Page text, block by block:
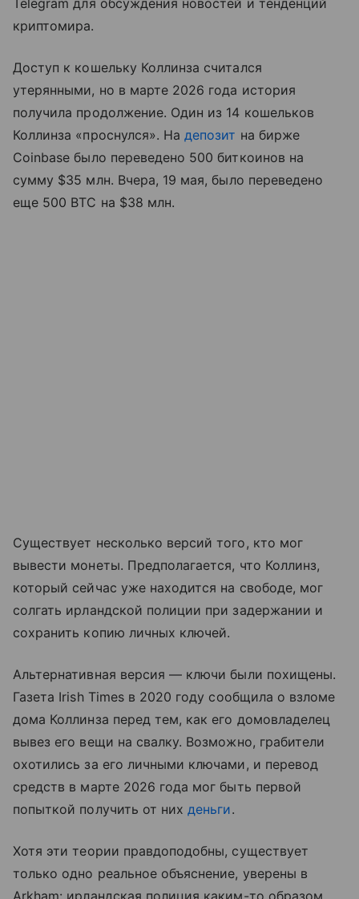
Telegram для обсуждения новостей и тенденций
криптомира.
Доступ к кошельку Коллинза считался
утерянными, но в марте 2026 года история
получила продолжение. Один из 14 кошельков
Коллинза «проснулся». Надепозит на бирже
Coinbase было переведено 500 биткоинов на
сумму $35 млн. Вчера, 19 мая, было переведено
еще 500 BTC на $38 млн.
Существует несколько версий того, кто мог
вывести монеты. Предполагается, что Коллинз,
который сейчас уже находится на свободе, мог
солгать ирландской полиции при задержании и
сохранить копию личных ключей.
Альтернативная версия — ключи были похищены.
Газета Irish Times в 2020 году сообщила о взломе
дома Коллинза перед тем, как его домовладелец
вывез его вещи на свалку. Возможно, грабители
охотились за его личными ключами, и перевод
средств в марте 2026 года мог быть первой
попыткой получить от нихденьги.
Хотя эти теории правдоподобны, существует
только одно реальное объяснение, уверены в